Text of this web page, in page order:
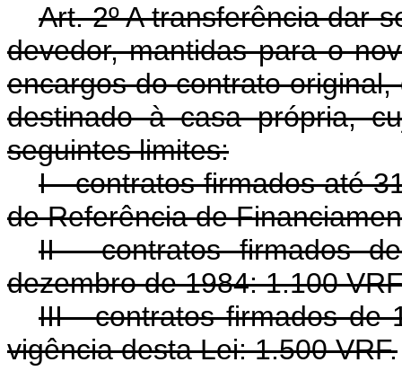
Art. 2º A transferência dar-
devedor, mantidas para o
encargos do contrato
destinado à casa própria,
seguintes limites:
I - contratos firmados até
de Referência de
II - contratos firmados
dezembro de 1984: 1.100
III - contratos firmados de
vigência desta Lei: 1.500 VRF.